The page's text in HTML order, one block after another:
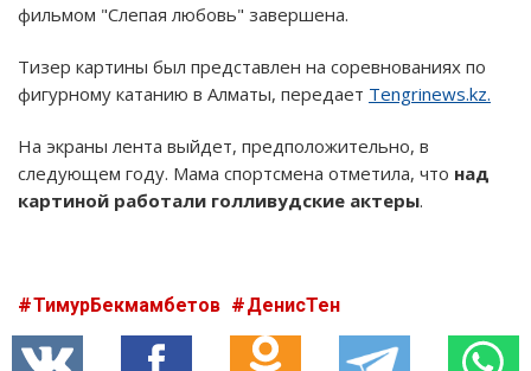
фильмом "Слепая любовь" завершена.
Тизер картины был представлен на соревнованиях по
фигурному катанию в Алматы, передает Tengrinews.kz.
На экраны лента выйдет, предположительно, в
следующем году. Мама спортсмена отметила, что над
картиной работали голливудские актеры.
ТимурБекмамбетов ДенисТен